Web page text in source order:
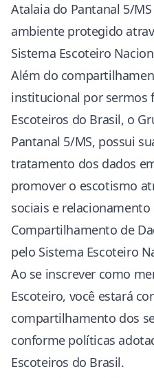
Atalaia do Pantanal 5/
ambiente protegido
Sistema Escoteiro
Além do
institucional por sermos
Escoteiros do Brasil, o
Pantanal 5/MS, possui
tratamento dos dados
promover o escotismo
sociais e
Compartilhamento de
pelo Sistema Escoteiro
Ao se inscrever como
Escoteiro, você estará
compartilhamento dos
conforme políticas
Escoteiros do Brasil.